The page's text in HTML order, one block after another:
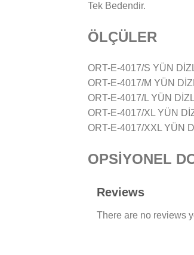
Tek Bedendir.
ÖLÇÜLER
ORT-E-4017/S YÜN
ORT-E-4017/M YÜN
ORT-E-4017/L YÜN
ORT-E-4017/XL YÜN
ORT-E-4017/XXL YÜN
OPSİYONEL
Reviews
There are no reviews